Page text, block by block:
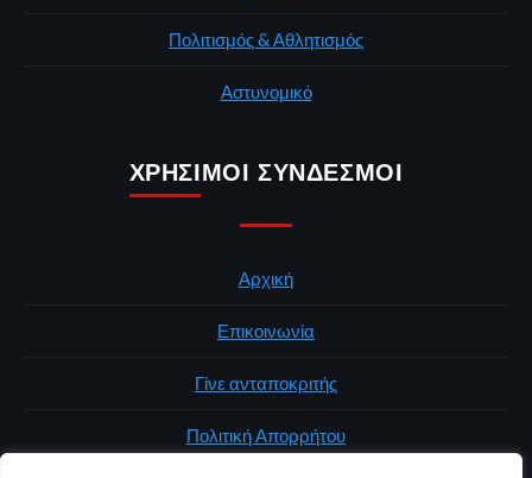
Πολιτισμός & Αθλητισμός
Αστυνομικό
ΧΡΉΣΙΜΟΙ ΣΎΝΔΕΣΜΟΙ
Αρχική
Επικοινωνία
Γίνε ανταποκριτής
Πολιτική Απορρήτου